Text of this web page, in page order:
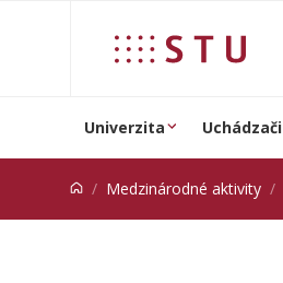
Univerzita Uchádzači
Medzinárodné aktivity